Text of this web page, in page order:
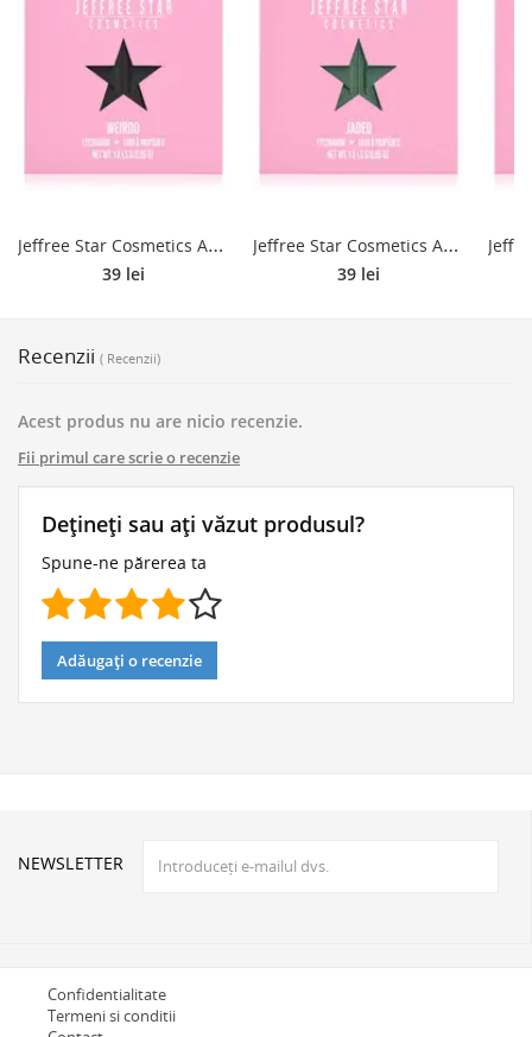
J
effree Star Cosmetics Artistry Single Eyeshadow fard ochi culoare Weirdo 1,5 g
39 lei
J
effree Star Cosmetics Artistry Single Eyeshadow fard ochi culoare Jaded 1,5 g
39 lei
Recenzii ( Recenzii)
Acest produs nu are nicio recenzie.
Fii primul care scrie o recenzie
Dețineți sau ați văzut produsul?
Spune-ne părerea ta
Adăugați o recenzie
NEWSLETTER
Confidentialitate
Termeni si conditii